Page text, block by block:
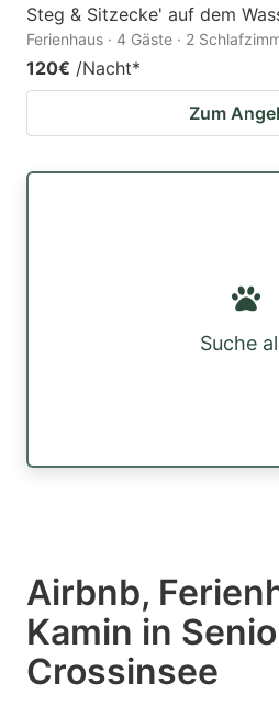
Steg & Sitzecke' auf dem
Ferienhaus · 4 Gäste · 2
120€ /Nacht*
Zum
Suche
Airbnb,
Kamin in
Crossinsee